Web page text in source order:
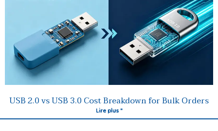
USB 2.0 vs USB 3.0 Cost Breakdown for Bulk Orders
Lire plus "